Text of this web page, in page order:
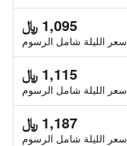
1,095 ﷼
سعر الليلة شامل الرسوم
1,115 ﷼
سعر الليلة شامل الرسوم
1,187 ﷼
سعر الليلة شامل الرسوم